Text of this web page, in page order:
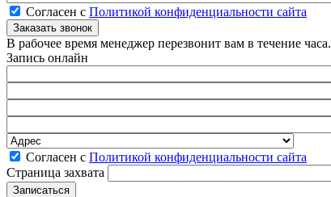
Согласен с Политикой конфиденциальности сайта
В рабочее время менеджер перезвонит вам в течение часа.
Запись онлайн
Согласен с Политикой конфиденциальности сайта
Страница захвата